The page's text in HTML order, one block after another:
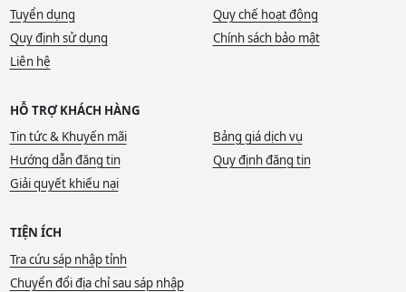
Tuyển dụng
Quy chế hoạt động
Quy định sử dụng
Chính sách bảo mật
Liên hệ
HỖ TRỢ KHÁCH HÀNG
Tin tức & Khuyến mãi
Bảng giá dịch vụ
Hướng dẫn đăng tin
Quy định đăng tin
Giải quyết khiếu nại
TIỆN ÍCH
Tra cứu sáp nhập tỉnh
Chuyển đổi địa chỉ sau sáp nhập